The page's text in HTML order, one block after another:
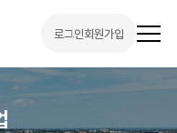
로그인회원가입
전
메